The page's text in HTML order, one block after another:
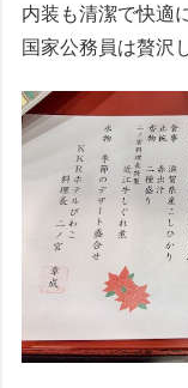
内装も清潔で快適
国家公務員は贅沢